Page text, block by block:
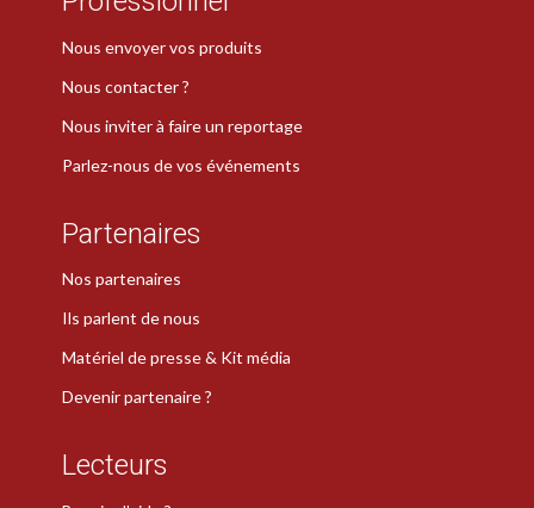
Nous envoyer vos produits
Nous contacter ?
Nous inviter à faire un reportage
Parlez-nous de vos événements
Partenaires
Nos partenaires
Ils parlent de nous
Matériel de presse & Kit média
Devenir partenaire ?
Lecteurs